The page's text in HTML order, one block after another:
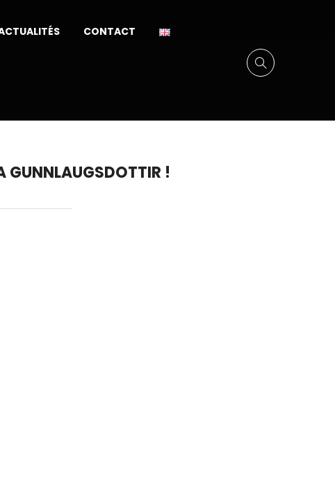
CONTACT
GUNNLAUGSDOTTIR !